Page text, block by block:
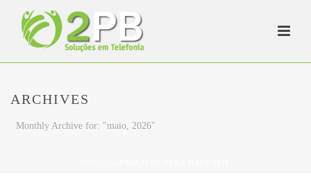
ARCHIVES
Monthly Archive for: "maio, 2026"